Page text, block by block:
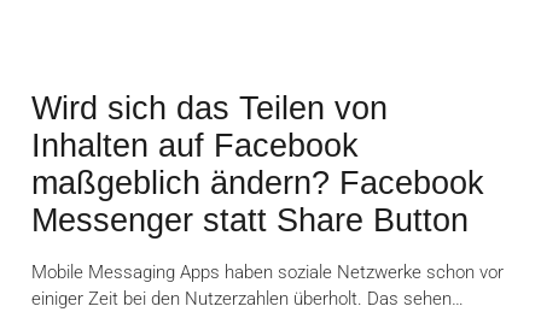
Wird sich das Teilen von
Inhalten auf Facebook
maßgeblich ändern? Facebook
Messenger statt Share Button
Mobile Messaging Apps haben soziale Netzwerke schon vor
einiger Zeit bei den Nutzerzahlen überholt. Das sehen…